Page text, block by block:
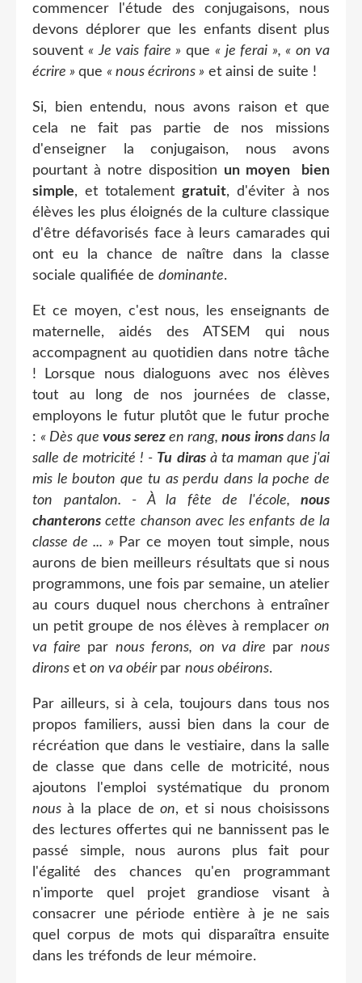
commencer l'étude des conjugaisons, nous
devons déplorer que les enfants disent plus
souvent« Je vais faire » que« je ferai », « on va
écrire » que « nous écrirons » et ainsi de suite !
Si, bien entendu, nous avons raison et que
cela ne fait pas partie de nos missions
d'enseigner la conjugaison, nous avons
pourtant à notre disposition un moyen bien
simple, et totalement gratuit, d'éviter à nos
élèves les plus éloignés de la culture classique
d'être défavorisés face à leurs camarades qui
ont eu la chance de naître dans la classe
sociale qualifiée de dominante.
Et ce moyen, c'est nous, les enseignants de
maternelle, aidés des ATSEM qui nous
accompagnent au quotidien dans notre tâche
! Lorsque nous dialoguons avec nos élèves
tout au long de nos journées de classe,
employons le futur plutôt que le futur proche
:« Dès que vous serezen rang,nous ironsdans la
salle de motricité ! - Tu dirasà ta maman que j'ai
mis le bouton que tu as perdu dans la poche de
ton pantalon. - À la fête de l'école, nous
chanterons cette chanson avec les enfants de la
classe de ... » Par ce moyen tout simple, nous
aurons de bien meilleurs résultats que si nous
programmons, une fois par semaine, un atelier
au cours duquel nous cherchons à entraîner
un petit groupe de nos élèves à remplacer on
va faire parnous ferons, on va dire parnous
dirons et on va obéir par nous obéirons.
Par ailleurs, si à cela, toujours dans tous nos
propos familiers, aussi bien dans la cour de
récréation que dans le vestiaire, dans la salle
de classe que dans celle de motricité, nous
ajoutons l'emploi systématique du pronom
nous à la place deon, et si nous choisissons
des lectures offertes qui ne bannissent pas le
passé simple, nous aurons plus fait pour
l'égalité des chances qu'en programmant
n'importe quel projet grandiose visant à
consacrer une période entière à je ne sais
quel corpus de mots qui disparaîtra ensuite
dans les tréfonds de leur mémoire.